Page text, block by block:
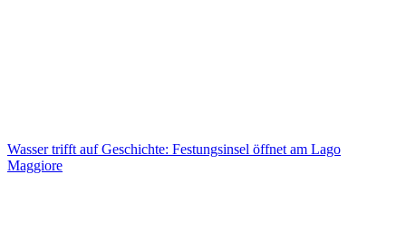
Wasser trifft auf Geschichte: Festungsinsel öffnet am Lago
Maggiore